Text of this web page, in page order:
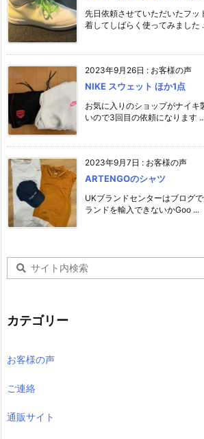
先日依頼させていただいたフッ
着してしばらく使ってみました
2023年9月26日 : お客様の声
NIKE スウェット ほか1点
お気に入りのショップがナイキ
いので3回目の依頼になります ...
2023年9月7日 : お客様の声
ARTENGOのシャツ
UKブランドセンターはブログ
ランドを輸入できないかGoo ...
カテゴリー
お客様の声
ご連絡
通販サイト